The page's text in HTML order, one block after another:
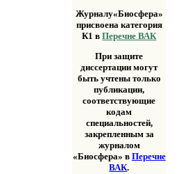
Журналу«Биосфера»
присвоена категория
К1 вПеречне ВАК
При защите
диссертации могут
быть учтены только
публикации,
соответствующие
кодам
специальностей,
закрепленным за
журналом
«Биосфера» в Перечне
ВАК.